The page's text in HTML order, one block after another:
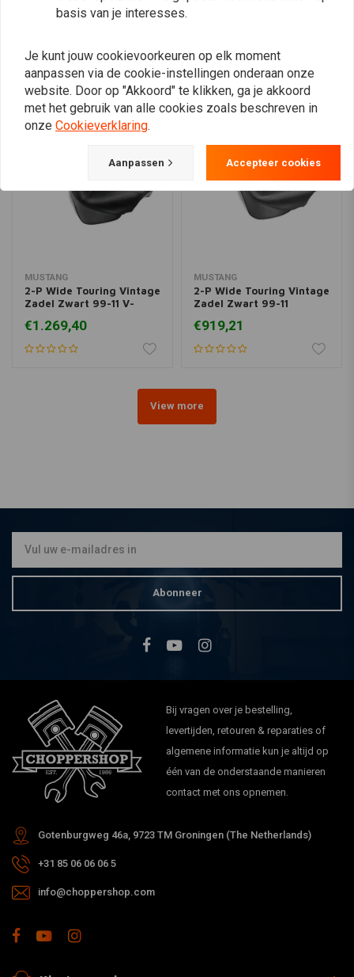
Vergelijkbare producten
MUSTANG
2-P Wide Touring Vintage
Zadel Zwart 99-11 V-
€1.269,40
MUSTANG
2-P Wide Touring Vintage
Zadel Zwart 99-11
Custom
€919,21
View more
Abonneer
Bij vragen over je bestelling,
levertijden, retouren & reparaties of
algemene informatie kun je altijd op
één van de onderstaande manieren
contact met ons opnemen.
Gotenburgweg 46a, 9723 TM Groningen (The Netherlands)
+31 85 06 06 06 5
info@choppershop.com
basis van je interesses.
Je kunt jouw cookievoorkeuren op elk moment
aanpassen via de cookie-instellingen onderaan onze
website. Door op "Akkoord" te klikken, ga je akkoord
met het gebruik van alle cookies zoals beschreven in
onze Cookieverklaring.
Aanpassen Accepteer cookies